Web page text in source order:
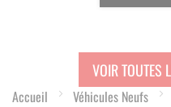
Accueil Véhicules Neufs